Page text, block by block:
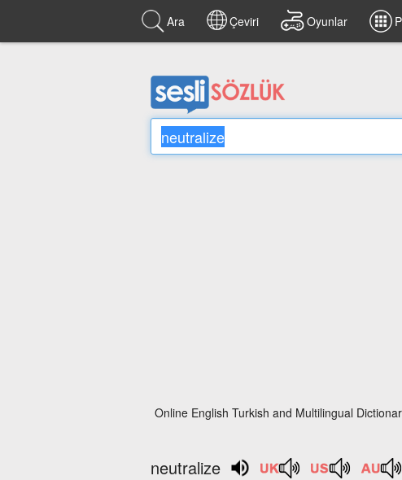
Ara Çeviri Oyunlar
Online English Turkish and Multilingual
neutralize